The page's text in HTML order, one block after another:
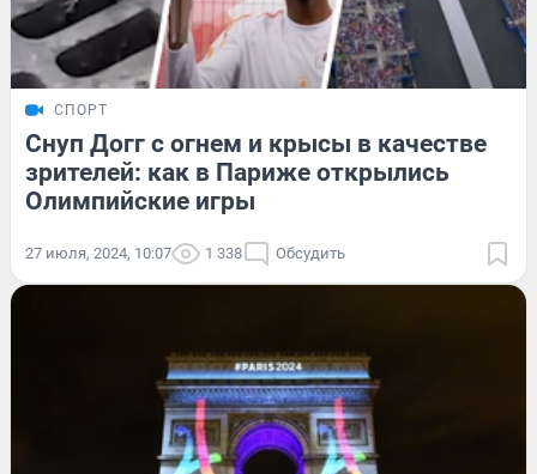
СПОРТ
Снуп Догг с огнем и крысы в качестве
зрителей: как в Париже открылись
Олимпийские игры
27 июля, 2024, 10:07 1 338 Обсудить